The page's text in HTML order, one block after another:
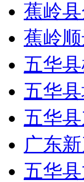
蕉岭
蕉岭
五华
五华
五华
广东
五华